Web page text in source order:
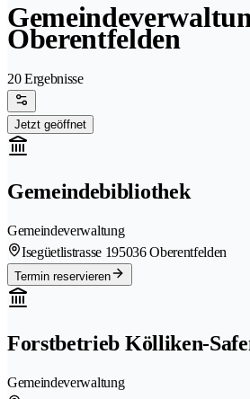
Oberentfelden
20 Ergebnisse
Jetzt geöffnet
Gemeindebibliothek
Gemeindeverwaltung
Isegüetlistrasse 195036 Oberentfelden
Termin reservieren
Forstbetrieb Kölliken-
Gemeindeverwaltung